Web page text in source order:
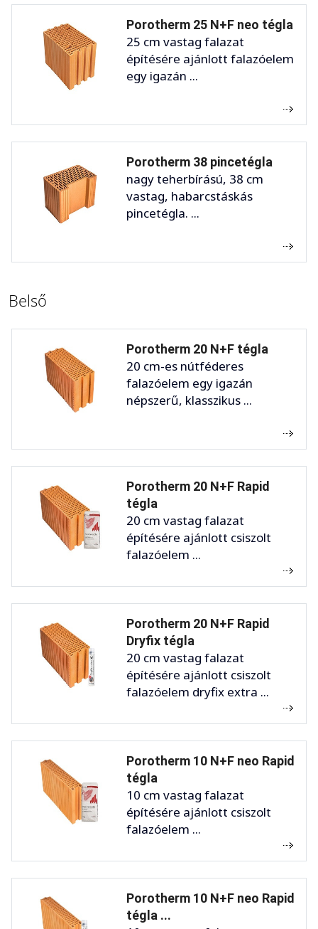
Porotherm 25 N+F neo tégla
25 cm vastag falazat
építésére ajánlott falazóelem
egy igazán ...
Porotherm 38 pincetégla
nagy teherbírású, 38 cm
vastag, habarcstáskás
pincetégla. ...
Belső
Porotherm 20 N+F tégla
20 cm-es nútféderes
falazóelem egy igazán
népszerű, klasszikus ...
Porotherm 20 N+F Rapid
tégla
20 cm vastag falazat
építésére ajánlott csiszolt
falazóelem ...
Porotherm 20 N+F Rapid
Dryfix tégla
20 cm vastag falazat
építésére ajánlott csiszolt
falazóelem dryfix extra ...
Porotherm 10 N+F neo Rapid
tégla
10 cm vastag falazat
építésére ajánlott csiszolt
falazóelem ...
Porotherm 10 N+F neo Rapid
tégla ...